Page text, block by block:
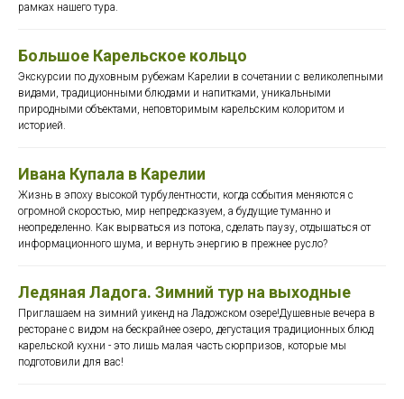
рамках нашего тура.
Большое Карельское кольцо
Экскурсии по духовным рубежам Карелии в сочетании с великолепными
видами, традиционными блюдами и напитками, уникальными
природными объектами, неповторимым карельским колоритом и
историей.
Ивана Купала в Карелии
Жизнь в эпоху высокой турбулентности, когда события меняются с
огромной скоростью, мир непредсказуем, а будущие туманно и
неопределенно. Как вырваться из потока, сделать паузу, отдышаться от
информационного шума, и вернуть энергию в прежнее русло?
Ледяная Ладога. Зимний тур на выходные
Приглашаем на зимний уикенд на Ладожском озере!Душевные вечера в
ресторане с видом на бескрайнее озеро, дегустация традиционных блюд
карельской кухни - это лишь малая часть сюрпризов, которые мы
подготовили для вас!